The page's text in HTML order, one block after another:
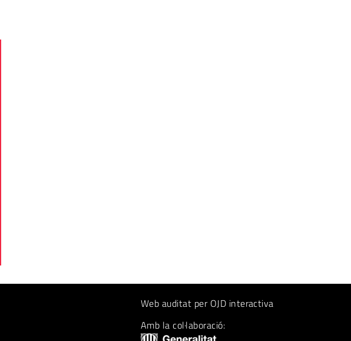
Web auditat per OJD interactiva
Amb la col·laboració: